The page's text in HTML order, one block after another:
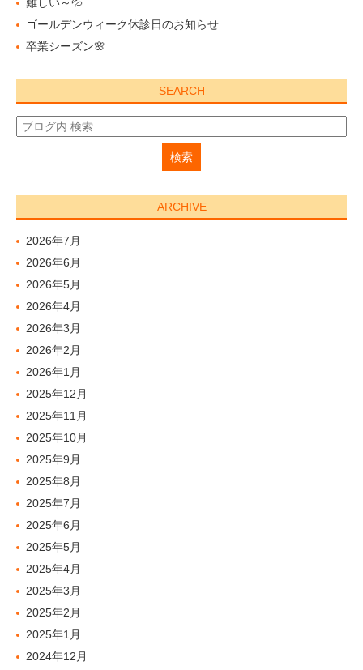
ゴールデンウィーク休診日のお知らせ
卒業シーズン🌸
SEARCH
ARCHIVE
2026年7月
2026年6月
2026年5月
2026年4月
2026年3月
2026年2月
2026年1月
2025年12月
2025年11月
2025年10月
2025年9月
2025年8月
2025年7月
2025年6月
2025年5月
2025年4月
2025年3月
2025年2月
2025年1月
2024年12月